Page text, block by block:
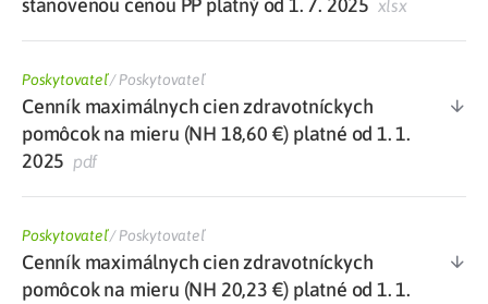
stanovenou cenou PP platný od 1. 7. 2025 xlsx
Poskytovateľ/Poskytovateľ
Cenník maximálnych cien zdravotníckych
pomôcok na mieru (NH 18,60 €) platné od 1. 1.
2025 pdf
Poskytovateľ/Poskytovateľ
Cenník maximálnych cien zdravotníckych
pomôcok na mieru (NH 20,23 €) platné od 1. 1.